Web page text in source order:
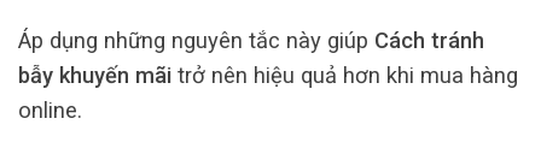
Áp dụng những nguyên tắc này giúp Cách tránh
bẫy khuyến mãi trở nên hiệu quả hơn khi mua hàng
online.